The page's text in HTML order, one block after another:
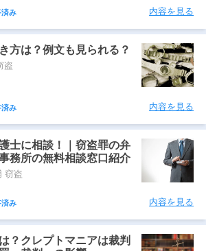
み 内容を見る
方は？例文も見られる？
盗
み 内容を見る
士に相談！｜窃盗罪の弁
務所の無料相談窓口紹介
窃盗
み 内容を見る
？クレプトマニアは裁判